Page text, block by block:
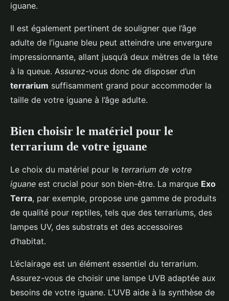
iguane.
Il est également pertinent de souligner que l’âge
adulte de l’iguane bleu peut atteindre une envergure
impressionnante, allant jusqu’à deux mètres de la tête
à la queue. Assurez-vous donc de disposer d’un
terrarium suffisamment grand pour accommoder la
taille de votre iguane à l’âge adulte.
Bien choisir le matériel pour le
terrarium de votre iguane
Le choix du matériel pour le terrarium de votre
iguane est crucial pour son bien-être. La marque Exo
Terra, par exemple, propose une gamme de produits
de qualité pour reptiles, tels que des terrariums, des
lampes UV, des substrats et des accessoires
d’habitat.
L’éclairage est un élément essentiel du terrarium.
Assurez-vous de choisir une lampe UVB adaptée aux
besoins de votre iguane. L’UVB aide à la synthèse de